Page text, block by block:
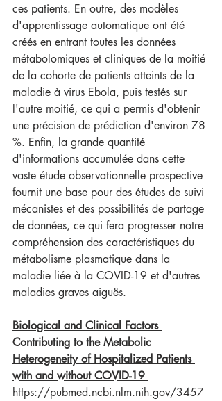
ces patients. En outre, des modèles
d'apprentissage automatique ont été
créés en entrant toutes les données
métabolomiques et cliniques de la moitié
de la cohorte de patients atteints de la
maladie à virus Ebola, puis testés sur
l'autre moitié, ce qui a permis d'obtenir
une précision de prédiction d'environ 78
%. Enfin, la grande quantité
d'informations accumulée dans cette
vaste étude observationnelle prospective
fournit une base pour des études de suivi
mécanistes et des possibilités de partage
de données, ce qui fera progresser notre
compréhension des caractéristiques du
métabolisme plasmatique dans la
maladie liée à la COVID-19 et d'autres
maladies graves aiguës.
Biological and Clinical Factors
Contributing to the Metabolic
Heterogeneity of Hospitalized Patients
with and without COVID-19
https://pubmed.ncbi.nlm.nih.gov/3457